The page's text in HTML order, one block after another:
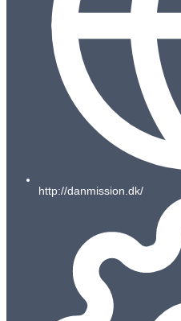
http://danmission.dk/